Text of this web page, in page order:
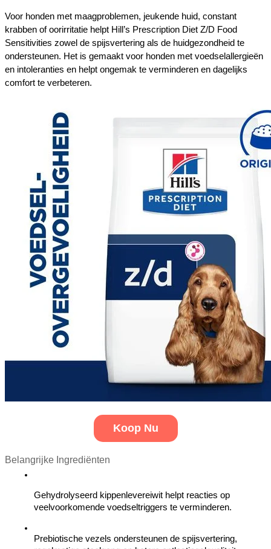
Voor honden met maagproblemen, jeukende huid, constant
krabben of oorirritatie helpt Hill’s Prescription Diet Z/D Food
Sensitivities zowel de spijsvertering als de huidgezondheid te
ondersteunen. Het is gemaakt voor honden met voedselallergieën
en intoleranties en helpt ongemak te verminderen en dagelijks
comfort te verbeteren.
Koop Nu
Belangrijke Ingrediënten
Gehydrolyseerd kippenlevereiwit helpt reacties op
veelvoorkomende voedseltriggers te verminderen.
Prebiotische vezels ondersteunen de spijsvertering,